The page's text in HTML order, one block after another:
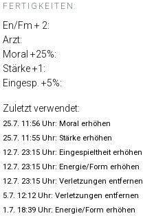
FERTIGKEITEN:
En/Fm + 2:
Arzt:
Moral +25%:
Stärke +1:
Eingesp. +5%:
Zuletzt verwendet:
25.7. 11:56 Uhr: Moral erhöhen
25.7. 11:55 Uhr: Stärke erhöhen
12.7. 23:15 Uhr: Eingespieltheit erhöhen
12.7. 23:15 Uhr: Energie/Form erhöhen
12.7. 23:15 Uhr: Verletzungen entfernen
5.7. 12:12 Uhr: Verletzungen entfernen
1.7. 18:39 Uhr: Energie/Form erhöhen